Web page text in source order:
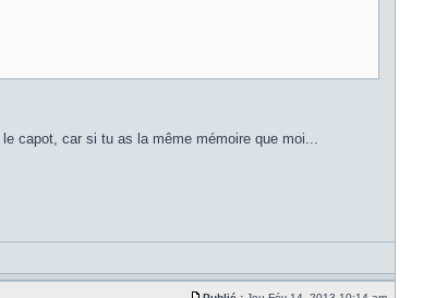
capot, car si tu as la même mémoire que moi...